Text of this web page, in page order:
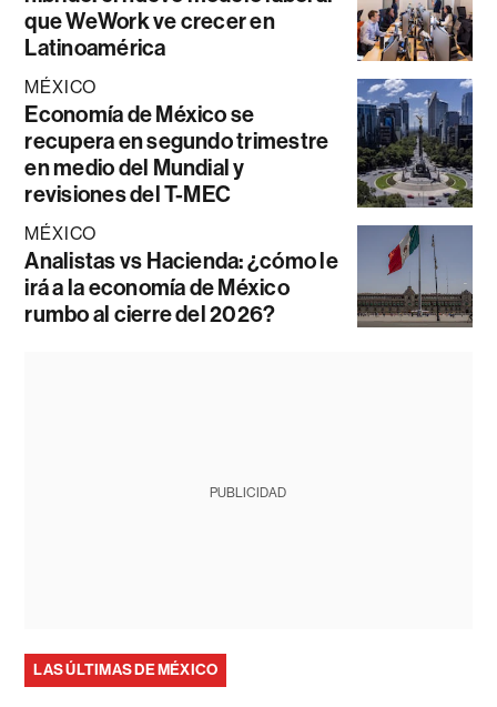
que WeWork ve crecer en
Latinoamérica
MÉXICO
Economía de México se
recupera en segundo trimestre
en medio del Mundial y
revisiones del T-MEC
MÉXICO
Analistas vs Hacienda: ¿cómo le
irá a la economía de México
rumbo al cierre del 2026?
PUBLICIDAD
LAS ÚLTIMAS DE MÉXICO